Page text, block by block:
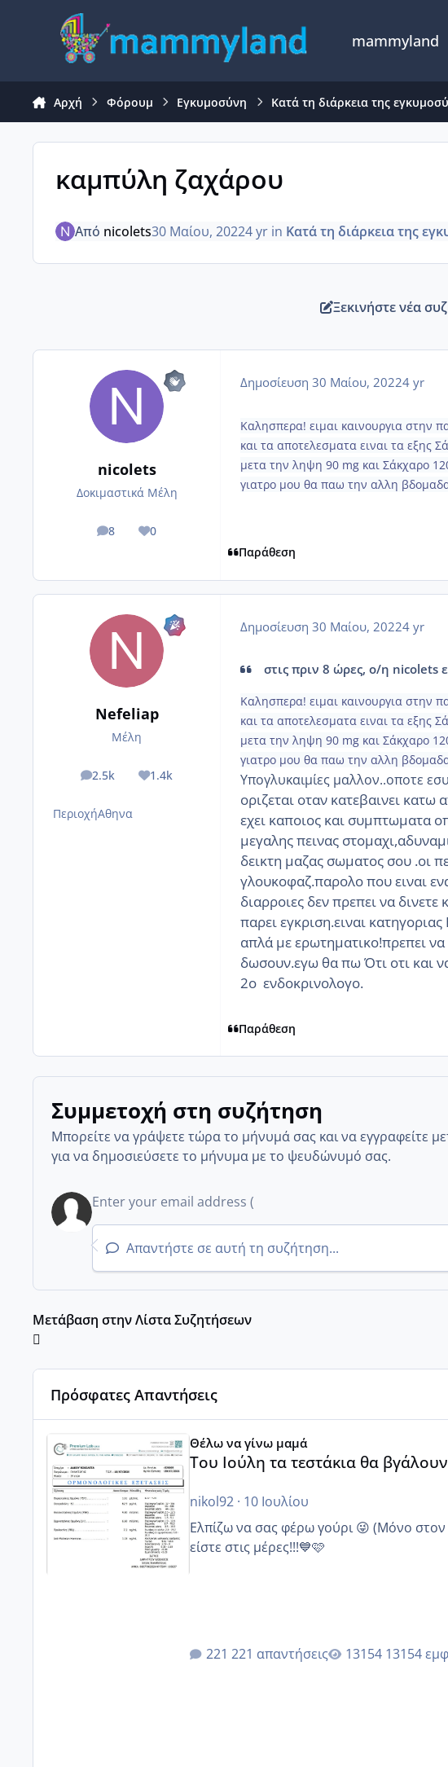
Μετάβαση σε περιεχόμενο
mammyland
Αρχή Φόρουμ Εγκυμοσύνη Κατά τη διάρκεια της
καμπύλη ζαχάρου
Από nicolets30 Μαίου, 20224 yr in Κατά τη διάρκεια της
Ξεκινήστε νέα
nicolets
Δοκιμαστικά Μέλη
8
posts 0
Reputation
Δημοσίευση 30 Μαίου, 20224 yr
Καλησπερα! ειμαι καινουργια στην
και τα αποτελεσματα ειναι τα εξης
μετα την ληψη 90 mg και Σάκχαρο
γιατρο μου θα παω την αλλη
Παράθεση
Nefeliap
Μέλη
2.5k
posts 1.4k
Reputation
ΠεριοχήΑθηνα
Δημοσίευση 30 Μαίου, 20224 yr
στις πριν 8 ώρες, ο/η nicolets
Καλησπερα! ειμαι καινουργια στην
και τα αποτελεσματα ειναι τα εξης
μετα την ληψη 90 mg και Σάκχαρο
γιατρο μου θα παω την αλλη
Υπογλυκαιμίες μαλλον..οποτε
οριζεται οταν κατεβα ινει
εχει καποιος και συμπτωματα
μεγαλης πεινας
δεικτη μαζας σωματος σου .οι
γλουκοφαζ.παρολο που ειν αι
διαρροιες δεν πρεπει να δινετε
παρει εγκριση.ειναι
απλά με ερωτηματικο!πρεπει
δωσουν.εγω θα πω Ότι οτι και
2ο ενδοκρινολογο.
Παράθεση
Συμμετοχή στη συζήτηση
Μπορείτε να γράψετε τώρα το μήνυμά σας και να εγγραφείτε
για να δημοσιεύσετε το μήνυμα με το ψευδώνυμό σας.
Απαντήστε σε αυτή τη συζήτηση...
Μετάβαση στην Λίστα Συζητήσεων
Πρόσφατες Απαντήσεις
Θέλω να γίνω μαμά
Του Ιούλη τα τεστάκια θα
nikol92· 10 Ιουλίου
Ελπίζω να σας φέρω γούρι 😜 (Μόνο
είστε στις μέρες!!!💙🩷
221 απαντήσεις 13154